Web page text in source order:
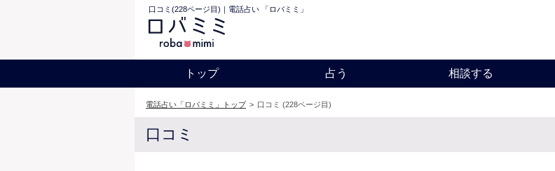
口コミ(228ページ目)｜電話占い 「ロバミミ」
トップ 占う 相談する
電話占い「ロバミミ」トップ > 口コミ (228ページ目)
口コミ